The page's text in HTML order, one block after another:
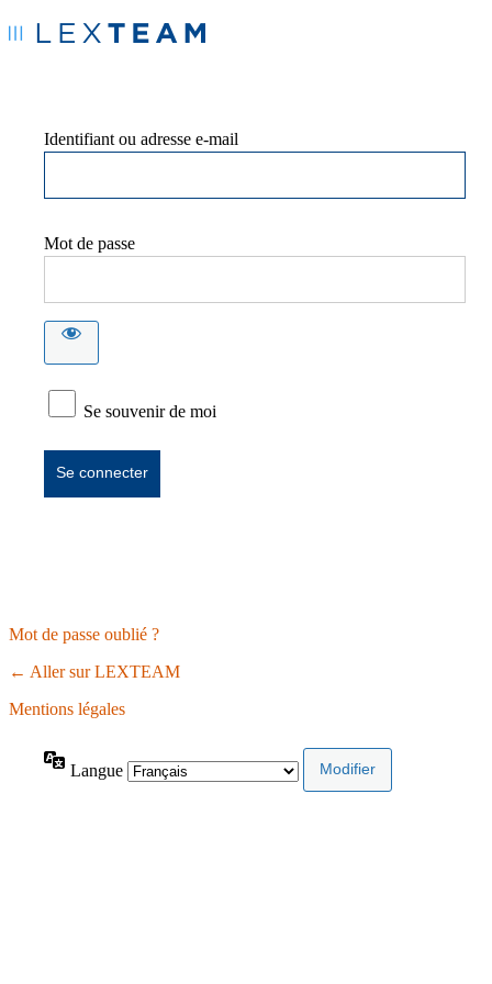
Identifiant ou adresse e-mail
Mot de passe
Se souvenir de moi
Mot de passe oublié ?
← Aller sur LEXTEAM
Mentions légales
Langue